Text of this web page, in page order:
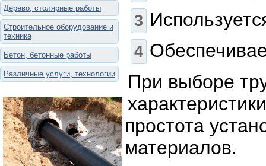
Дерево, столярные работы
Строительное оборудование и
техника
Бетон, бетонные работы
Различные услуги, технологии
При выборе
простота
материалов.